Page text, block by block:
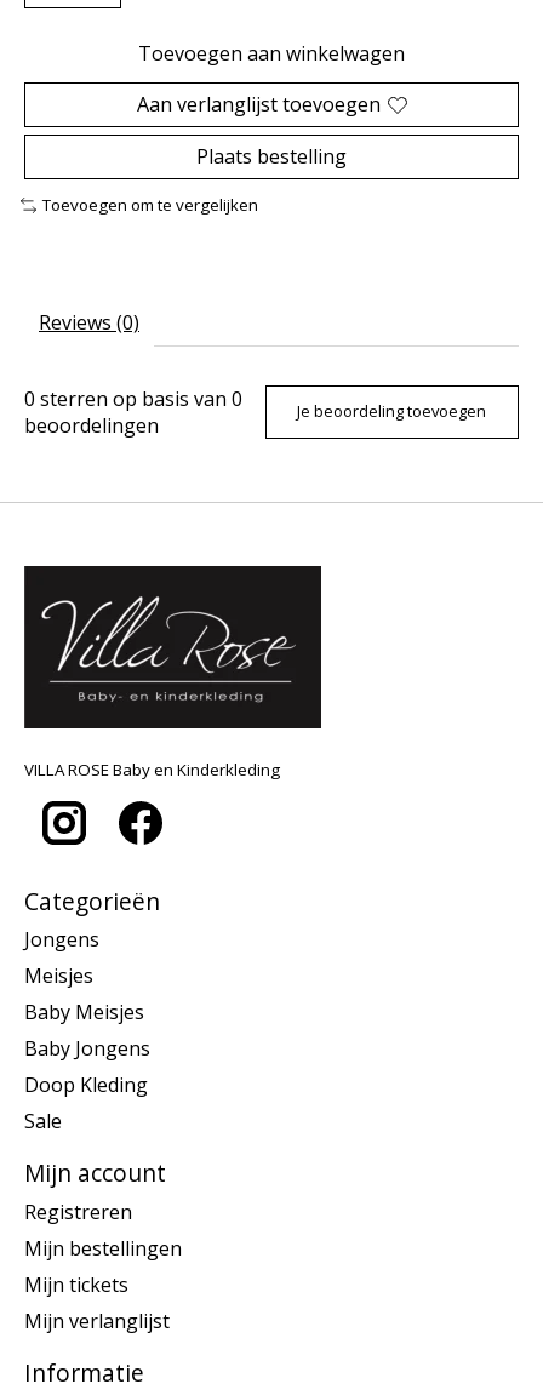
Toevoegen aan winkelwagen
Aan verlanglijst toevoegen
Plaats bestelling
Toevoegen om te vergelijken
Reviews (0)
0 sterren op basis van 0
beoordelingen
Je beoordeling toevoegen
VILLA ROSE Baby en Kinderkleding
Categorieën
Jongens
Meisjes
Baby Meisjes
Baby Jongens
Doop Kleding
Sale
Mijn account
Registreren
Mijn bestellingen
Mijn tickets
Mijn verlanglijst
Informatie